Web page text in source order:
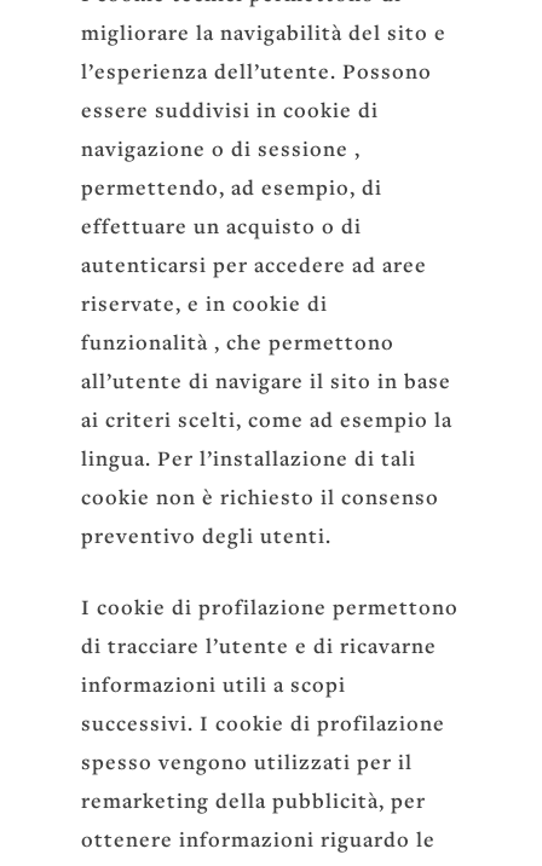
migliorare la navigabilità del sito e
l’esperienza dell’utente. Possono
essere suddivisi in cookie di
navigazione o di sessione ,
permettendo, ad esempio, di
effettuare un acquisto o di
autenticarsi per accedere ad aree
riservate, e in cookie di
funzionalità , che permettono
all’utente di navigare il sito in base
ai criteri scelti, come ad esempio la
lingua. Per l’installazione di tali
cookie non è richiesto il consenso
preventivo degli utenti.
I cookie di profilazione permettono
di tracciare l’utente e di ricavarne
informazioni utili a scopi
successivi. I cookie di profilazione
spesso vengono utilizzati per il
remarketing della pubblicità, per
ottenere informazioni riguardo le